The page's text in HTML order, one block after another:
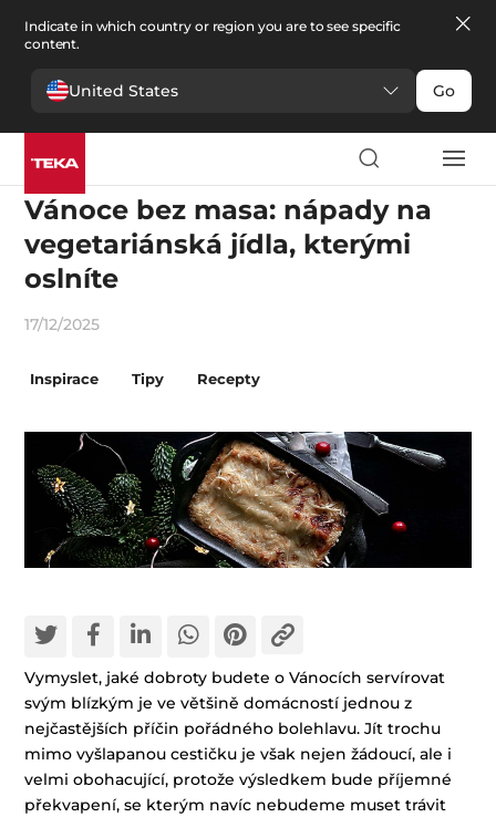
Indicate in which country or region you are to see specific
content.
United States Go
Emoce
Vánoce bez masa: nápady na
vegetariánská jídla, kterými
oslníte
17/12/2025
Inspirace Tipy Recepty
Vymyslet, jaké dobroty budete o Vánocích servírovat
svým blízkým je ve většině domácností jednou z
nejčastějších příčin pořádného bolehlavu. Jít trochu
mimo vyšlapanou cestičku je však nejen žádoucí, ale i
velmi obohacující, protože výsledkem bude příjemné
překvapení, se kterým navíc nebudeme muset trávit